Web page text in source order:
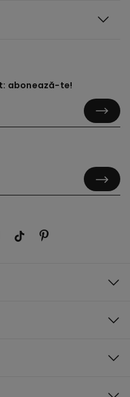
abonează-te!